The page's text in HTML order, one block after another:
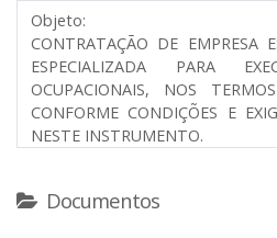
Objeto:
CONTRATAÇÃO DE EMPRESA
ESPECIALIZADA PARA
OCUPACIONAIS, NOS
CONFORME CONDIÇÕES E
NESTE INSTRUMENTO.
Documentos